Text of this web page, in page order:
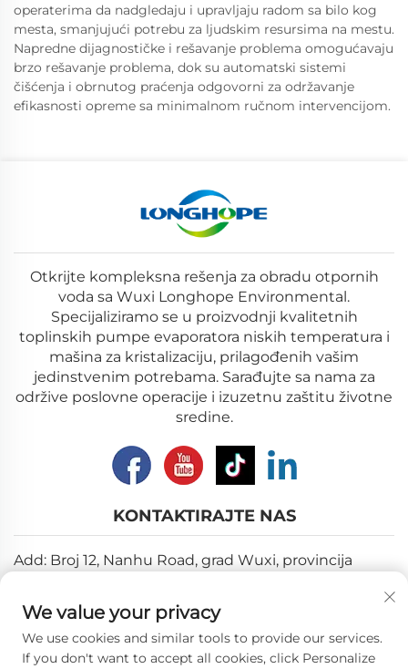
operaterima da nadgledaju i upravljaju radom sa bilo kog
mesta, smanjujući potrebu za ljudskim resursima na mestu.
Napredne dijagnostičke i rešavanje problema omogućavaju
brzo rešavanje problema, dok su automatski sistemi
čišćenja i obrnutog praćenja odgovorni za održavanje
efikasnosti opreme sa minimalnom ručnom intervencijom.
Otkrijte kompleksna rešenja za obradu otpornih
voda sa Wuxi Longhope Environmental.
Specijaliziramo se u proizvodnji kvalitetnih
toplinskih pumpe evaporatora niskih temperatura i
mašina za kristalizaciju, prilagođenih vašim
jedinstvenim potrebama. Sarađujte sa nama za
održive poslovne operacije i izuzetnu zaštitu životne
sredine.
KONTAKTIRAJTE NAS
Add: Broj 12, Nanhu Road, grad Wuxi, provincija
Е-маил:[email protected]
Тел:+86-18018310578
We value your privacy
We use cookies and similar tools to provide our services.
If you don't want to accept all cookies, click Personalize